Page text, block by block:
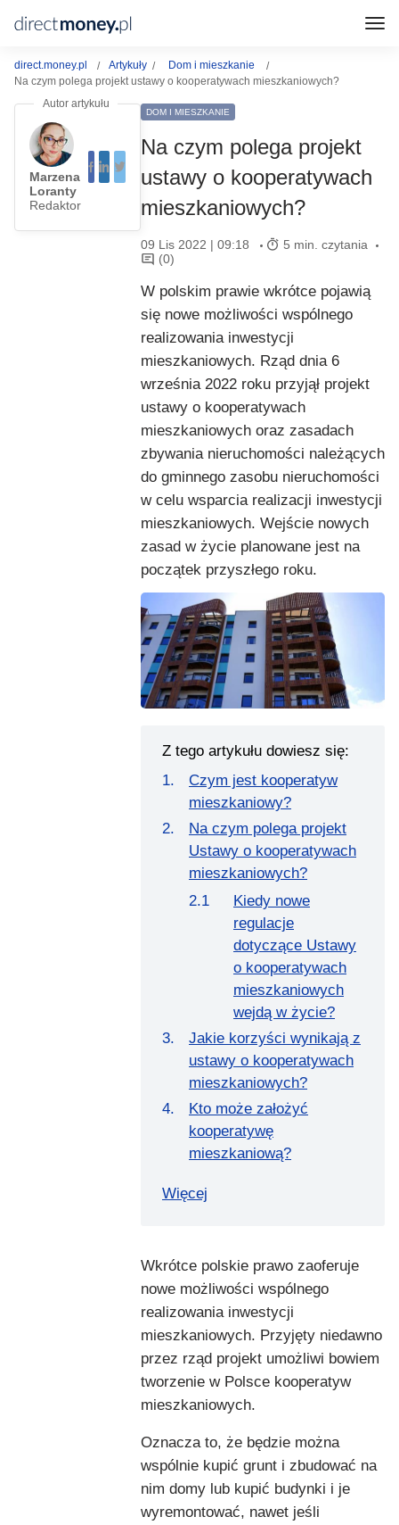
direct.money.pl Artykuły
Dom i mieszkanie
Na czym polega projekt ustawy o kooperatywach mieszkaniowych?
Marzena
Loranty
Redaktor
DOM I MIESZKANIE
Na czym polega projekt
ustawy o kooperatywach
mieszkaniowych?
09 Lis 2022 | 09:18
5 min. czytania
(0)
W polskim prawie wkrótce pojawią
się nowe możliwości wspólnego
realizowania inwestycji
mieszkaniowych. Rząd dnia 6
września 2022 roku przyjął projekt
ustawy o kooperatywach
mieszkaniowych oraz zasadach
zbywania nieruchomości należących
do gminnego zasobu nieruchomości
w celu wsparcia realizacji inwestycji
mieszkaniowych. Wejście nowych
zasad w życie planowane jest na
początek przyszłego roku.
Z tego artykułu dowiesz się:
Czym jest kooperatyw
mieszkaniowy?
Na czym polega projekt
Ustawy o kooperatywach
mieszkaniowych?
Kiedy nowe
regulacje
dotyczące Ustawy
o kooperatywach
mieszkaniowych
wejdą w życie?
Jakie korzyści wynikają z
ustawy o kooperatywach
mieszkaniowych?
Kto może założyć
kooperatywę
mieszkaniową?
Więcej
Wkrótce polskie prawo zaoferuje
nowe możliwości wspólnego
realizowania inwestycji
mieszkaniowych. Przyjęty niedawno
przez rząd projekt umożliwi bowiem
tworzenie w Polsce kooperatyw
mieszkaniowych.
Oznacza to, że będzie można
wspólnie kupić grunt i zbudować na
nim domy lub kupić budynki i je
wyremontować, nawet jeśli